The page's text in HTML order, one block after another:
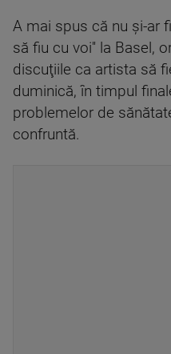
A mai spus că nu şi-ar
să fiu cu voi'' la Basel,
discuţiile ca artista să
duminică, în timpul
problemelor de
confruntă.